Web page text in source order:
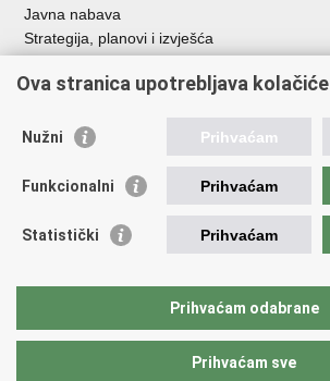
Javna nabava
Strategija, planovi i izvješća
Korisne poveznice
Vlada RH
ASOO
CARNET
Ova stranica upotrebljava kolačiće
Nužni Prihvaćam
Funkcionalni Prihvaćam
Statistički Prihvaćam
Prihvaćam odabrane
Prihvaćam sve